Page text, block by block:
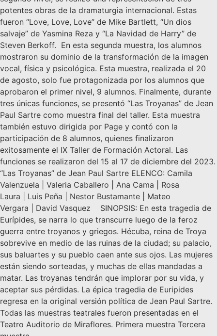
potentes obras de la dramaturgia internacional. Estas
fueron “Love, Love, Love” de Mike Bartlett, “Un dios
salvaje” de Yasmina Reza y “La Navidad de Harry” de
Steven Berkoff. En esta segunda muestra, los alumnos
mostraron su dominio de la transformación de la imagen
vocal, física y psicológica. Esta muestra, realizada el 20
de agosto, solo fue protagonizada por los alumnos que
aprobaron el primer nivel, 9 alumnos. Finalmente, durante
tres únicas funciones, se presentó “Las Troyanas” de Jean
Paul Sartre como muestra final del taller. Esta muestra
también estuvo dirigida por Page y contó con la
participación de 8 alumnos, quienes finalizaron
exitosamente el IX Taller de Formación Actoral. Las
funciones se realizaron del 15 al 17 de diciembre del 2023.
“Las Troyanas” de Jean Paul Sartre ELENCO: Camila
Valenzuela | Valeria Caballero | Ana Cama | Rosa
Laura | Luis Peña | Nestor Bustamante | Mateo
Vergara | David Vasquez SINOPSIS: En esta tragedia de
Eurípides, se narra lo que transcurre luego de la feroz
guerra entre troyanos y griegos. Hécuba, reina de Troya
sobrevive en medio de las ruinas de la ciudad; su palacio,
sus baluartes y su pueblo caen ante sus ojos. Las mujeres
están siendo sorteadas, y muchas de ellas mandadas a
matar. Las troyanas tendrán que implorar por su vida, y
aceptar sus pérdidas. La épica tragedia de Euripides
regresa en la original versión política de Jean Paul Sartre.
Todas las muestras teatrales fueron presentadas en el
Teatro Auditorio de Miraflores. Primera muestra Tercera